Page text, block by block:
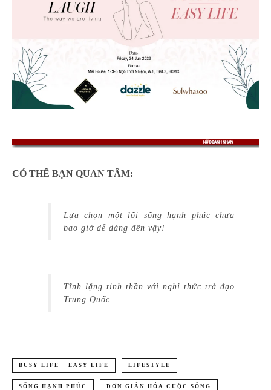
CÓ THỂ BẠN QUAN TÂM:
Lựa chọn một lối sống hạnh phúc chưa
bao giờ dễ dàng đến vậy!
Tĩnh lặng tinh thần với nghi thức trà đạo
Trung Quốc
BUSY LIFE – EASY LIFE LIFESTYLE
SỐNG HẠNH PHÚC ĐƠN GIẢN HÓA CUỘC SỐNG